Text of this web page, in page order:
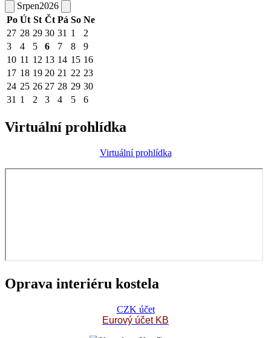
Srpen2026
Po Út St Čt Pá So Ne
27 28 29 30 31 1
2
3
4 5 6 7 8
9
10 11 12 13 14 15 16
17 18 19 20 21 22 23
24 25 26 27 28 29 30
31 1 2 3 4 5 6
Virtuální prohlídka
Virtuální prohlídka
Oprava interiéru kostela
CZK účet
Eurový účet KB